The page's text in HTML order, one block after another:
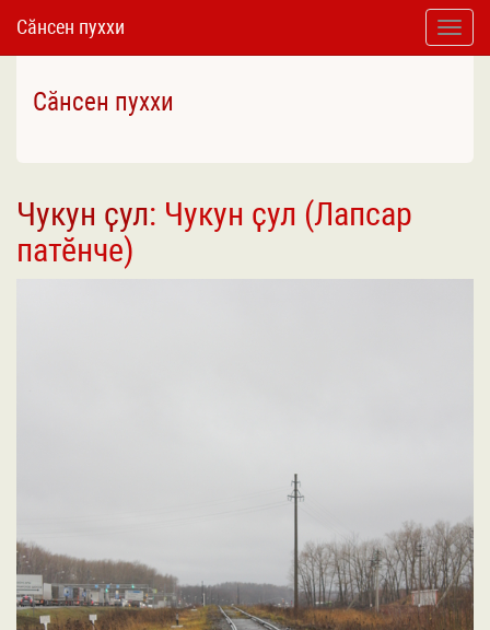
Toggle
Сӑнсен пуххи
Сӑнсен пуххи
Чукун ҫул: Чукун ҫул (Лапсар
патӗнче)